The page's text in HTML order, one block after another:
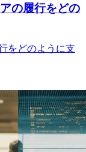
の履行をどの
をどのように支